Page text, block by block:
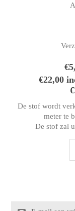
€22,00
De stof wordt
meter te
De stof zal